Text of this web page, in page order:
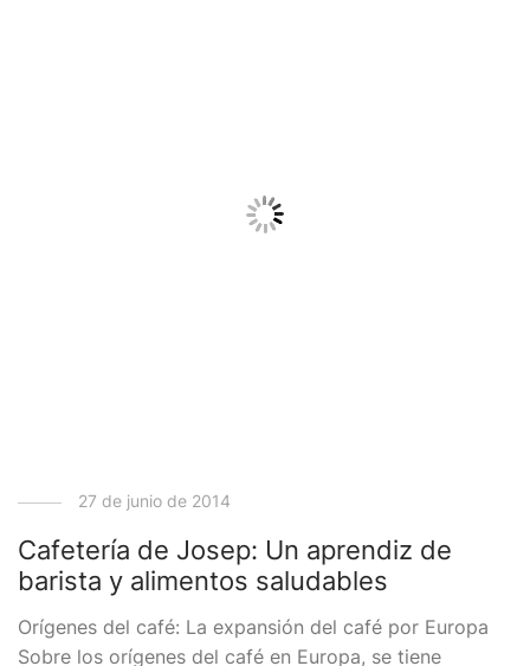
27 de junio de 2014
Cafetería de Josep: Un aprendiz de
barista y alimentos saludables
Orígenes del café: La expansión del café por Europa
Sobre los orígenes del café en Europa, se tiene